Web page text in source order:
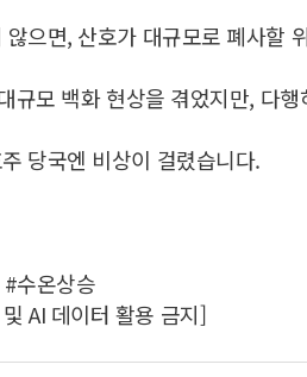
으면, 산호가 대규모로 폐사할
모 백화 현상을 겪었지만, 다
당국엔 비상이 걸렸습니다.
수온상승
AI 데이터 활용 금지]